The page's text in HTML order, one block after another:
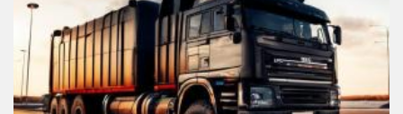
Топливо, масла и
автохимия
Дзен